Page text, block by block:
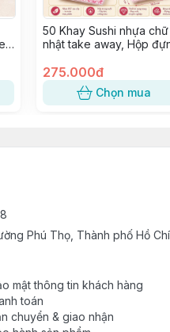
50 Khay Sushi nhựa chữ
nhật take away, Hộp
SỐ 5
275.000đ
Chọn mua
Phú Thọ, Thành phố Hồ
mật thông tin khách hàng
toán
chuyển & giao nhận